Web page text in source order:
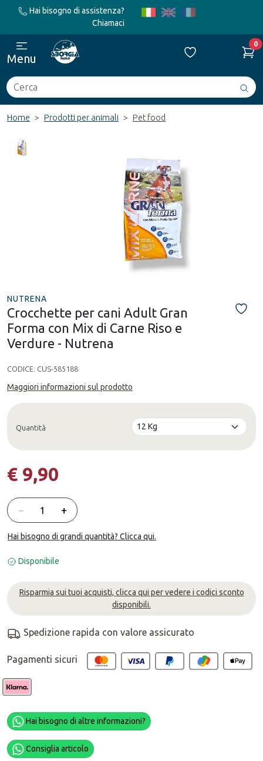
Hai bisogno di assistenza?
Chiamaci
Cerca
0
Menu
Home Prodotti per animali Pet food
NUTRENA
Crocchette per cani Adult Gran
Forma con Mix di Carne Riso e
Verdure - Nutrena
CODICE: CUS-585188
Maggiori informazioni sul prodotto
Quantità
€ 9,90
Quantità
− +
Hai bisogno di grandi quantità? Clicca qui.
Disponibile
Risparmia sui tuoi acquisti, clicca qui per vedere i codici sconto
disponibili.
Spedizione rapida con valore assicurato
Pagamenti sicuri
Hai bisogno di altre informazioni?
Consiglia articolo